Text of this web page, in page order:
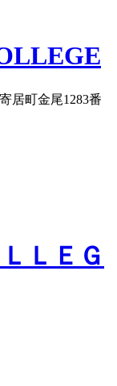
居町金尾1283番
ＬＥＧ